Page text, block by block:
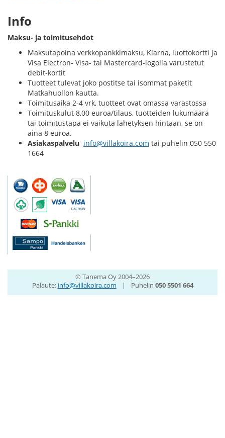
Info
Maksu- ja toimitusehdot
Maksutapoina verkkopankkimaksu, Klarna, luottokortti ja
Visa Electron- Visa- tai Mastercard-logolla varustetut
debit-kortit
Tuotteet tulevat joko postitse tai isommat paketit
Matkahuollon kautta.
Toimitusaika 2-4 vrk, tuotteet ovat omassa varastossa
Toimituskulut 8,00 euroa/tilaus, tuotteiden lukumäärä
tai toimitustapa ei vaikuta lähetyksen hintaan, se on
aina 8 euroa.
Asiakaspalvelu info@villakoira.com tai puhelin 050 550
1664
© Tanema Oy 2004–2026
Palaute: info@villakoira.com | Puhelin 050 5501 664